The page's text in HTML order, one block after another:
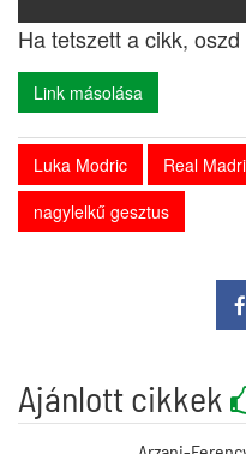
Ha tetszett a cikk,
Link másolása
Luka Modric Real
nagylelkű gesztus
Ajánlott cikkek